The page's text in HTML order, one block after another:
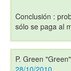
Conclusión :
sólo se paga al
P. Green "Green"
28/10/2010